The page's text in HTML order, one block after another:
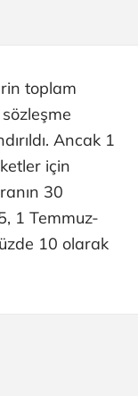
toplam
Ancak 1
için
30
1 Temmuz-
10 olarak